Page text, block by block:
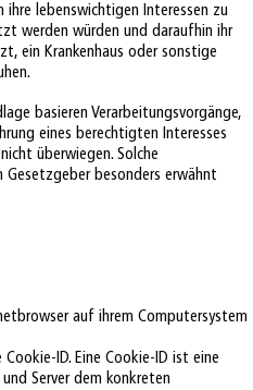
ihre lebenswichtigen Interessen zu
werden würden und daraufhin ihr
ein Krankenhaus oder sonstige
basieren Verarbeitungsvorgänge,
eines berechtigten Interesses
überwiegen. Solche
Gesetzgeber besonders erwähnt
auf ihrem Computersystem
ID. Eine Cookie-ID ist eine
Server dem konkreten